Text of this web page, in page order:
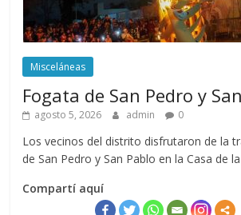
Misceláneas
Fogata de San Pedro y
agosto 5, 2026 admin 0
Los vecinos del distrito disfrutaron de la
de San Pedro y San Pablo en la Casa de la
Compartí aquí